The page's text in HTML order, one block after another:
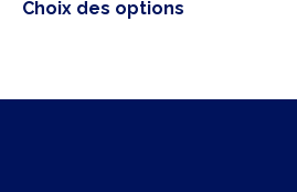
Choix des options